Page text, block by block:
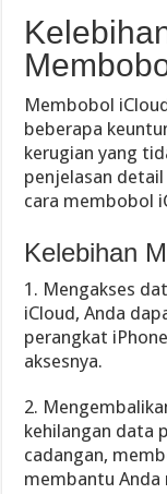
Membobol
beberapa
kerugian yang
penjelasan
cara membobol
Kelebihan
1. Mengakses
iCloud, Anda
perangkat
aksesnya.
2.
kehilangan data
cadangan,
membantu Anda